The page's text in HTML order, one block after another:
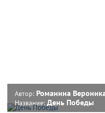
Автор: Романина
Название: День Победы